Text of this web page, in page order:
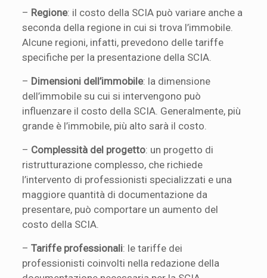
– Regione: il costo della SCIA può variare anche a
seconda della regione in cui si trova l’immobile.
Alcune regioni, infatti, prevedono delle tariffe
specifiche per la presentazione della SCIA.
– Dimensioni dell’immobile: la dimensione
dell’immobile su cui si intervengono può
influenzare il costo della SCIA. Generalmente, più
grande è l’immobile, più alto sarà il costo.
– Complessità del progetto: un progetto di
ristrutturazione complesso, che richiede
l’intervento di professionisti specializzati e una
maggiore quantità di documentazione da
presentare, può comportare un aumento del
costo della SCIA.
–Tariffe professionali: le tariffe dei
professionisti coinvolti nella redazione della